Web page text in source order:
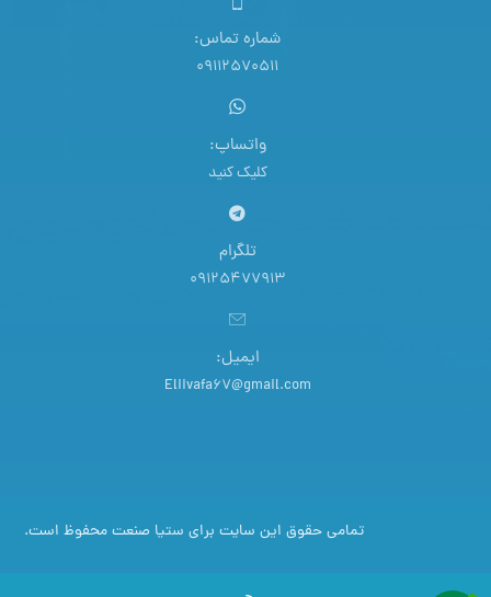
شماره تماس:
09112570511
واتساپ:
کلیک کنید
تلگرام
09125477913
ایمیل:
Eliivafa67@gmail.com
تمامی حقوق این سایت برای ستیا صنعت محفوظ است.